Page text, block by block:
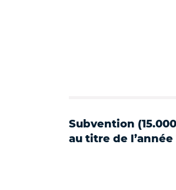
Subvention
au titre de l’année